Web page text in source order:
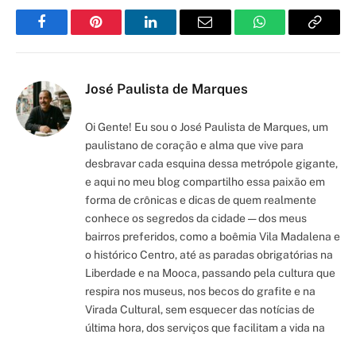
FacebookPinterest LinkedInEmail WhatsAppCopy
José Paulista de Marques
Oi Gente! Eu sou o José Paulista de Marques, um
paulistano de coração e alma que vive para
desbravar cada esquina dessa metrópole gigante,
e aqui no meu blog compartilho essa paixão em
forma de crônicas e dicas de quem realmente
conhece os segredos da cidade — dos meus
bairros preferidos, como a boêmia Vila Madalena e
o histórico Centro, até as paradas obrigatórias na
Liberdade e na Mooca, passando pela cultura que
respira nos museus, nos becos do grafite e na
Virada Cultural, sem esquecer das notícias de
última hora, dos serviços que facilitam a vida na